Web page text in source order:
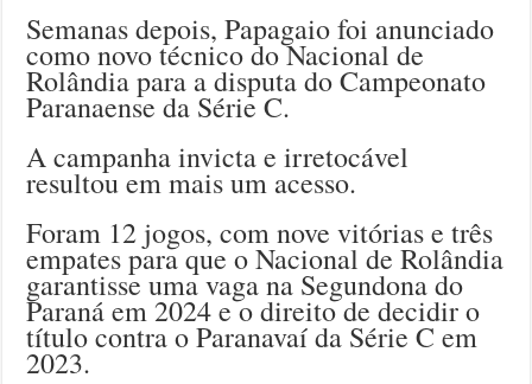
Semanas depois, Papagaio foi anunciado
como novo técnico do Nacional de
Rolândia para a disputa do Campeonato
Paranaense da Série C.
A campanha invicta e irretocável
resultou em mais um acesso.
Foram 12 jogos, com nove vitórias e três
empates para que o Nacional de Rolândia
garantisse uma vaga na Segundona do
Paraná em 2024 e o direito de decidir o
título contra o Paranavaí da Série C em
2023.